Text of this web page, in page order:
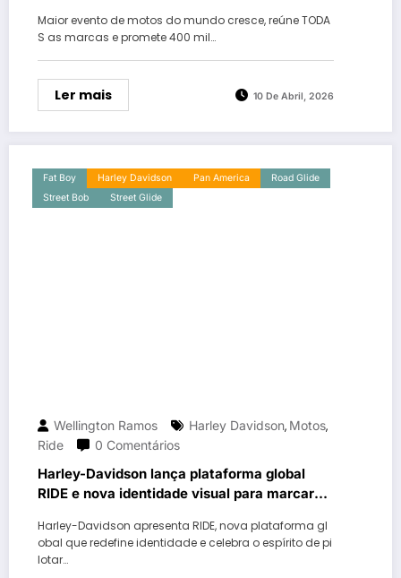
Maior evento de motos do mundo cresce, reúne TODA
S as marcas e promete 400 mil…
Ler mais 10 De Abril, 2026
Fat Boy Harley Davidson Pan America
Road Glide
Street Bob
Street Glide
Wellington Ramos Harley Davidson, Motos,
Ride
0 Comentários
Harley-Davidson lança plataforma global
RIDE e nova identidade visual para marcar
Harley-Davidson apresenta RIDE, nova plataforma gl
obal que redefine identidade e celebra o espírito de pi
lotar…